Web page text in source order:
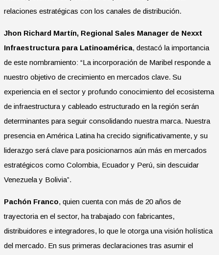
relaciones estratégicas con los canales de distribución.
Jhon Richard Martín, Regional Sales Manager de Nexxt
Infraestructura para Latinoamérica, destacó la importancia
de este nombramiento: “La incorporación de Maribel responde a
nuestro objetivo de crecimiento en mercados clave. Su
experiencia en el sector y profundo conocimiento del ecosistema
de infraestructura y cableado estructurado en la región serán
determinantes para seguir consolidando nuestra marca. Nuestra
presencia en América Latina ha crecido significativamente, y su
liderazgo será clave para posicionarnos aún más en mercados
estratégicos como Colombia, Ecuador y Perú, sin descuidar
Venezuela y Bolivia”.
Pachón Franco, quien cuenta con más de 20 años de
trayectoria en el sector, ha trabajado con fabricantes,
distribuidores e integradores, lo que le otorga una visión holística
del mercado. En sus primeras declaraciones tras asumir el